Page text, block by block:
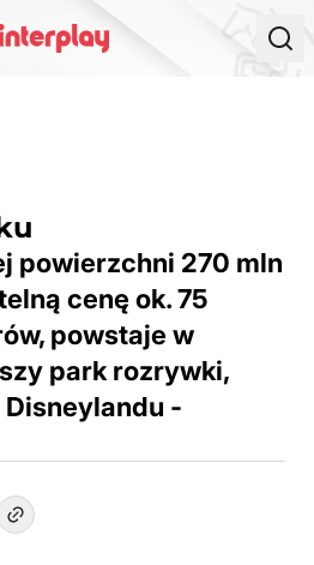
powierzchni 270 mln
cenę ok. 75
powstaje w
park rozrywki,
-